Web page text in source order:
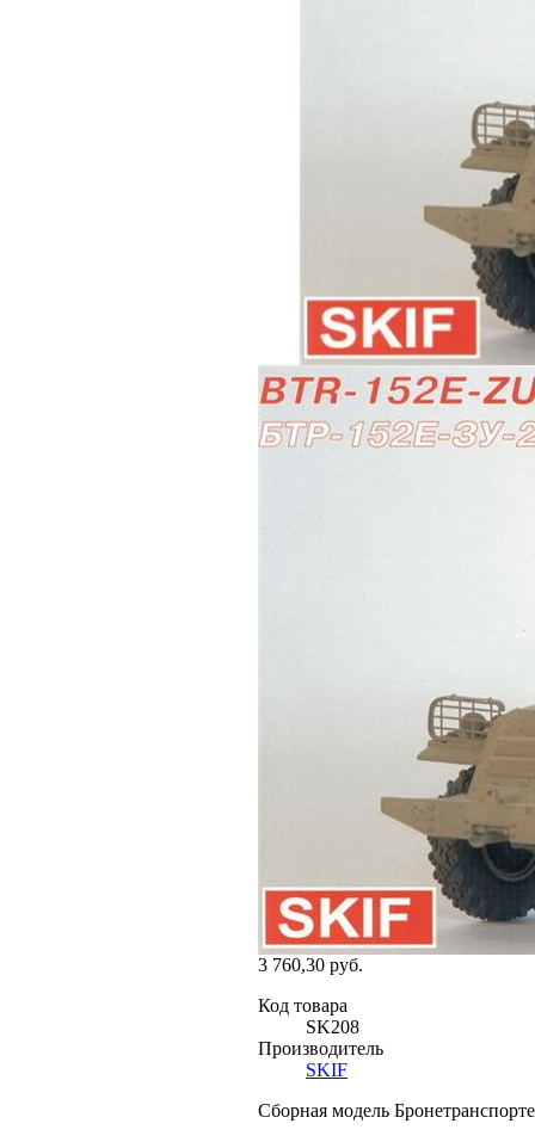
3 760,30 руб.
Код товара
SK208
Производитель
SKIF
Сборная модель